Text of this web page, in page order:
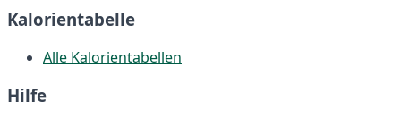
Kalorientabelle
Alle Kalorientabellen
Hilfe